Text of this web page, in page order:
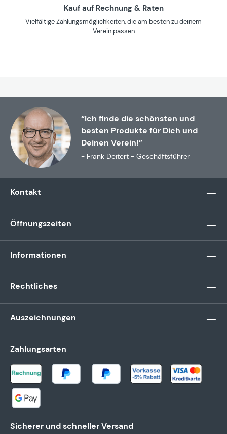
Kauf auf Rechnung & Raten
Vielfältige Zahlungsmöglichkeiten, die am besten zu deinem
Verein passen
“Ich finde die schönsten und
besten Produkte für Dich und
Deinen Verein!”
- Frank Deitert - Geschäftsführer
Kontakt
Öffnungszeiten
Informationen
Rechtliches
Auszeichnungen
Zahlungsarten
Sicherer und schneller Versand